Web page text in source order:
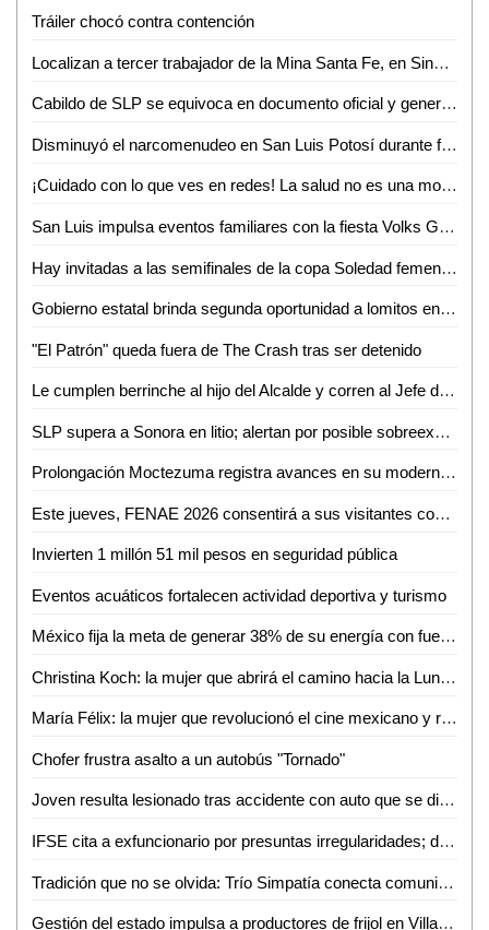
Tráiler chocó contra contención
Localizan a tercer trabajador de la Mina Santa Fe, en Sinaloa
Cabildo de SLP se equivoca en documento oficial y genera confusión en cambio de nombre de avenida
Disminuyó el narcomenudeo en San Luis Potosí durante febrero
¡Cuidado con lo que ves en redes! La salud no es una moda, advierte nutrióloga
San Luis impulsa eventos familiares con la fiesta Volks Girls
Hay invitadas a las semifinales de la copa Soledad femenil 2026
Gobierno estatal brinda segunda oportunidad a lomitos en la Guardia Civil
"El Patrón" queda fuera de The Crash tras ser detenido
Le cumplen berrinche al hijo del Alcalde y corren al Jefe de la GCE
SLP supera a Sonora en litio; alertan por posible sobreexplotación
Prolongación Moctezuma registra avances en su modernización
Este jueves, FENAE 2026 consentirá a sus visitantes con enchiladas y bebidas gratis
Invierten 1 millón 51 mil pesos en seguridad pública
Eventos acuáticos fortalecen actividad deportiva y turismo
México fija la meta de generar 38% de su energía con fuentes renovables: SENER
Christina Koch: la mujer que abrirá el camino hacia la Luna con Artemis II
María Félix: la mujer que revolucionó el cine mexicano y redefinió el papel femenino en la pantalla
Chofer frustra asalto a un autobús "Tornado"
Joven resulta lesionado tras accidente con auto que se dio a la fuga en Valles
IFSE cita a exfuncionario por presuntas irregularidades; deberá comparecer en mayo
Tradición que no se olvida: Trío Simpatía conecta comunidades con su música
Gestión del estado impulsa a productores de frijol en Villa de Arriaga